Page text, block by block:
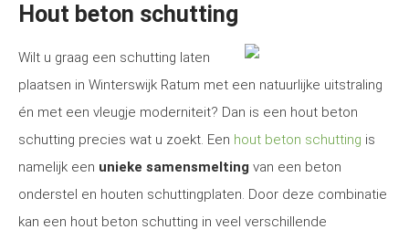
Hout beton schutting
Wilt u graag een schutting laten
plaatsen in Winterswijk Ratum met een natuurlijke uitstraling
én met een vleugje moderniteit? Dan is een hout beton
schutting precies wat u zoekt. Een hout beton schutting is
namelijk een unieke samensmelting van een beton
onderstel en houten schuttingplaten. Door deze combinatie
kan een hout beton schutting in veel verschillende